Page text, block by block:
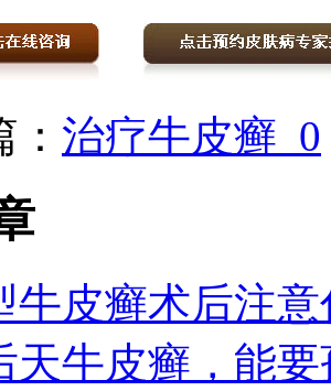
治疗牛皮癣_0
牛皮癣术后注意
天牛皮癣，能